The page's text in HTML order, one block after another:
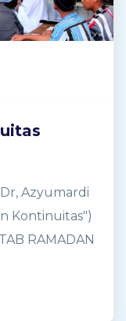
Azyumardi
Kontinuitas")
RAMADAN
Islam,